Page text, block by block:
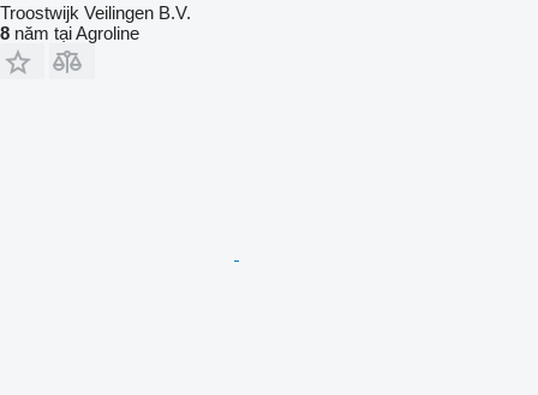
Troostwijk Veilingen B.V.
8 năm tại Agroline